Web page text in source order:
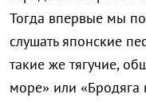
Тогда впервые мы
слушать японские
такие же тягучие,
море» или «Бродяга